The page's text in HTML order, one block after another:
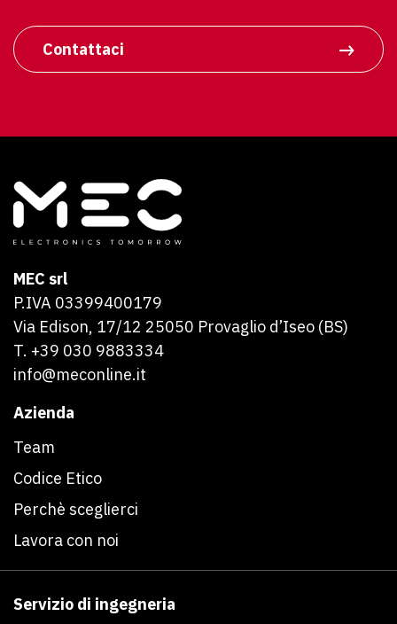
Contattaci
MEC srl
P.IVA 03399400179
Via Edison, 17/12 25050 Provaglio d’Iseo (BS)
T. +39 030 9883334
info@meconline.it
Azienda
Team
Codice Etico
Perchè sceglierci
Lavora con noi
Servizio di ingegneria